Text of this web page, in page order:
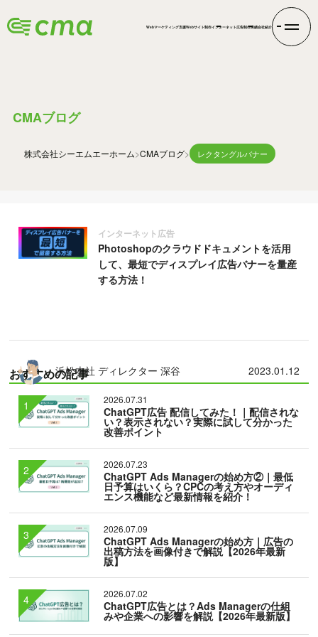
Webマーケティング支援Webサイト制作インターネット広告制作実績会社紹介
CMAブログ
株式会社シーエムエーホーム CMAブログ レクタングルバナー
インターネット広告
Photoshopのクラウドドキュメントを活用
して、最短でディスプレイ広告バナーを量産
する方法！
浜松本社 ディレクター 深谷 2023.01.12
おすすめの記事
2026.07.31
ChatGPT広告 配信してみた！｜配信されな
い？表示されない？実際に試して分かった
改善ポイント
2026.07.23
ChatGPT Ads Managerの始め方②｜最低
日予算はいくら？CPCの考え方やオーディ
エンス機能など最新情報を紹介！
2026.07.09
ChatGPT Ads Managerの始め方｜広告の
出稿方法を画像付きで解説【2026年最新
版】
2026.07.02
ChatGPT広告とは？Ads Managerの仕組
みや企業への影響を解説【2026年最新版】